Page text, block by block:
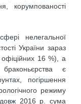
корумпованості
нелегальної
України зараз
16 %), а
є
погіршення
режиму
2016 р. сума